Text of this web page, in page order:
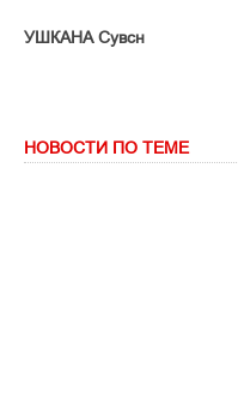
ÓØÊÀÍÀ Ñóâñí
НОВОСТИ ПО ТЕМЕ